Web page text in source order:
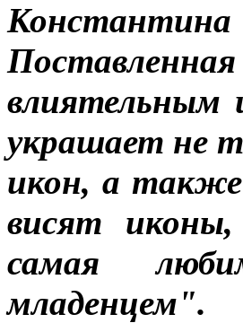
влиятельным
украшает не
икон, а
висят
самая
младенцем".